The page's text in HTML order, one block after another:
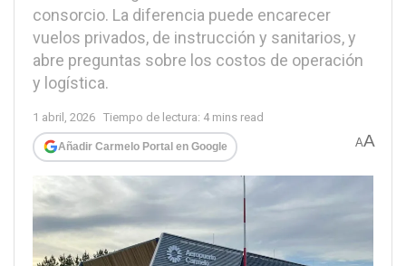
consorcio. La diferencia puede encarecer
vuelos privados, de instrucción y sanitarios, y
abre preguntas sobre los costos de operación
y logística.
1 abril, 2026 Tiempo de lectura: 4 mins read
Añadir Carmelo Portal en Google AA